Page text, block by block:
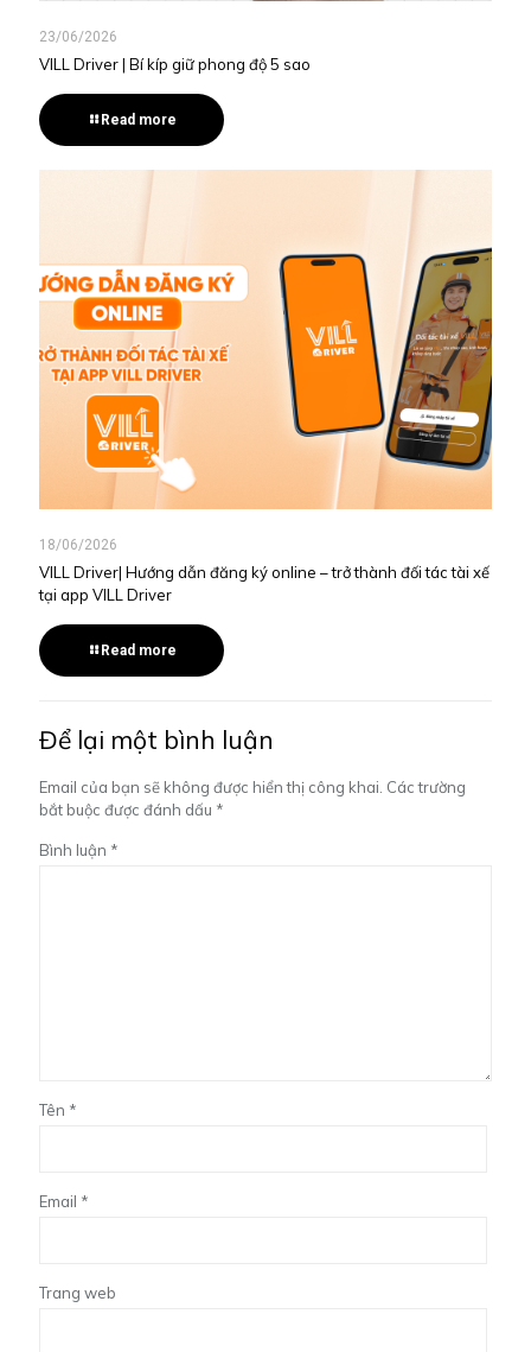
23/06/2026
VILL Driver | Bí kíp giữ phong độ 5 sao
Read more
18/06/2026
VILL Driver| Hướng dẫn đăng ký online – trở thành đối tác tài xế
tại app VILL Driver
Read more
Để lại một bình luận
Email của bạn sẽ không được hiển thị công khai. Các trường
bắt buộc được đánh dấu *
Bình luận *
Tên *
Email *
Trang web